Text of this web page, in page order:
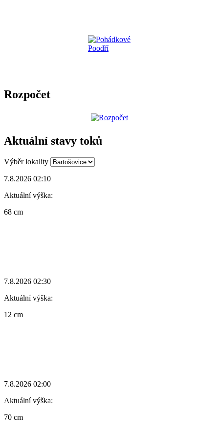
Rozpočet
Aktuální stavy toků
Výběr lokality
7.8.2026 02:10
Aktuální výška:
68 cm
7.8.2026 02:30
Aktuální výška:
12 cm
7.8.2026 02:00
Aktuální výška:
70 cm